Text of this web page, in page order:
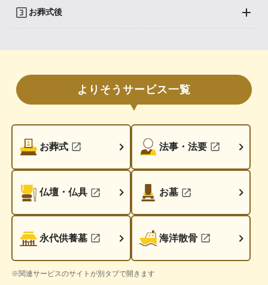
お葬式後
よりそうサービス一覧
お葬式 法事・法要
仏壇・仏具 お墓
永代供養墓 海洋散骨
※関連サービスのサイトが別タブで開きます